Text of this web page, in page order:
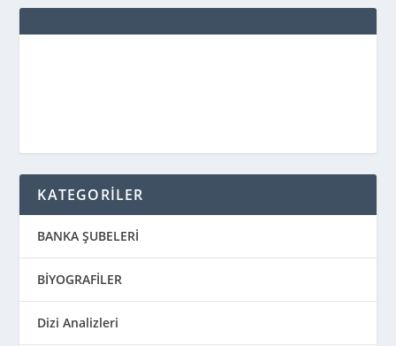
KATEGORİLER
BANKA ŞUBELERİ
BİYOGRAFİLER
Dizi Analizleri